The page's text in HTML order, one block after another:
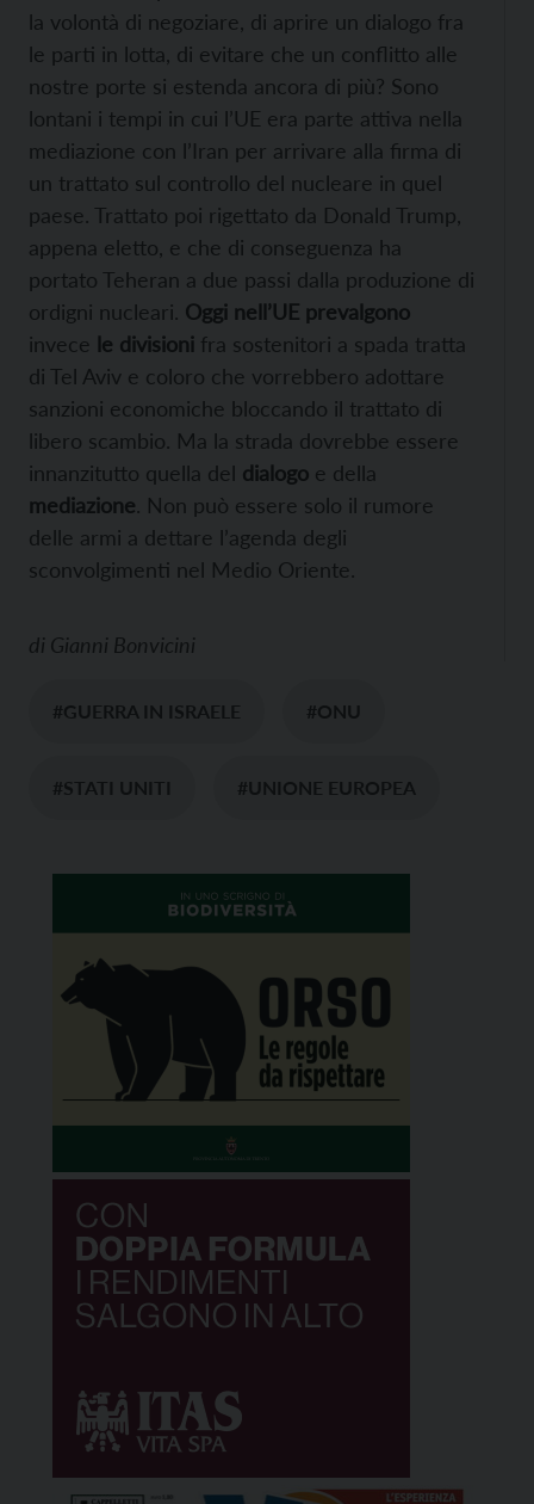
la volontà di negoziare, di aprire un dialogo fra
le parti in lotta, di evitare che un conflitto alle
nostre porte si estenda ancora di più? Sono
lontani i tempi in cui l’UE era parte attiva nella
mediazione con l’Iran per arrivare alla firma di
un trattato sul controllo del nucleare in quel
paese. Trattato poi rigettato da Donald Trump,
appena eletto, e che di conseguenza ha
portato Teheran a due passi dalla produzione di
ordigni nucleari. Oggi nell’UE prevalgono
invece le divisioni fra sostenitori a spada tratta
di Tel Aviv e coloro che vorrebbero adottare
sanzioni economiche bloccando il trattato di
libero scambio. Ma la strada dovrebbe essere
innanzitutto quella del dialogo e della
mediazione. Non può essere solo il rumore
delle armi a dettare l’agenda degli
sconvolgimenti nel Medio Oriente.
di Gianni Bonvicini
#GUERRA IN ISRAELE #ONU
#STATI UNITI #UNIONE EUROPEA